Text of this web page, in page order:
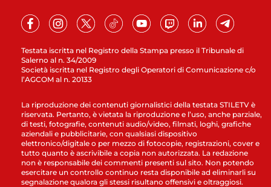
Testata iscritta nel Registro della Stampa presso il Tribunale di
Salerno al n. 34/2009
Società iscritta nel Registro degli Operatori di Comunicazione c/o
l’AGCOM al n. 20133
La riproduzione dei contenuti giornalistici della testata STILETV è
riservata. Pertanto, è vietata la riproduzione e l’uso, anche parziale,
di testi, fotografie, contenuti audio/video, filmati, loghi, grafiche
aziendali e pubblicitarie, con qualsiasi dispositivo
elettronico/digitale o per mezzo di fotocopie, registrazioni, cover e
tutto quanto è ascrivibile a copia non autorizzata. La redazione
non è responsabile dei commenti presenti sul sito. Non potendo
esercitare un controllo continuo resta disponibile ad eliminarli su
segnalazione qualora gli stessi risultano offensivi e oltraggiosi.